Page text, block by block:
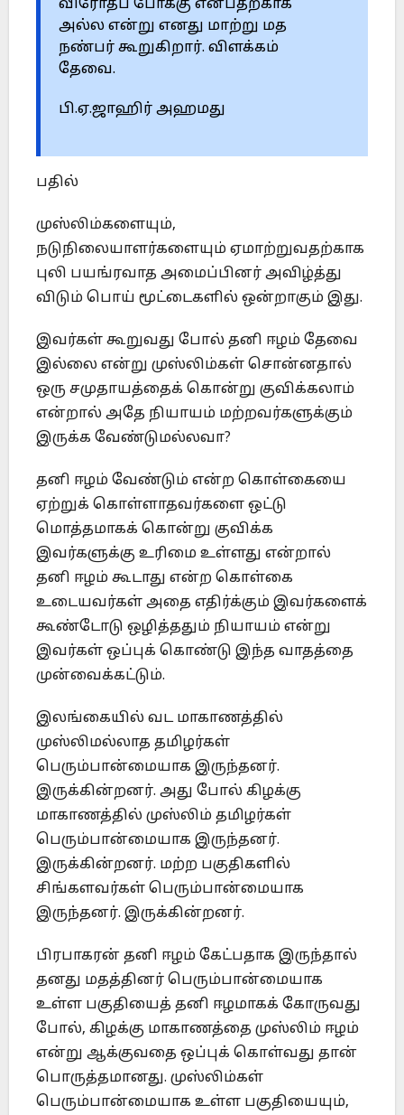
விரோதப் போக்கு என்பதற்காக
அல்ல என்று எனது மாற்று மத
நண்பர் கூறுகிறார். விளக்கம்
தேவை.
பி.ஏ.ஜாஹிர் அஹமது
பதில்
முஸ்லிம்களையும்,
நடுநிலையாளர்களையும் ஏமாற்றுவதற்காக
புலி பயங்ரவாத அமைப்பினர் அவிழ்த்து
விடும் பொய் மூட்டைகளில் ஒன்றாகும் இது.
இவர்கள் கூறுவது போல் தனி ஈழம் தேவை
இல்லை என்று முஸ்லிம்கள் சொன்னதால்
ஒரு சமுதாயத்தைக் கொன்று குவிக்கலாம்
என்றால் அதே நியாயம் மற்றவர்களுக்கும்
இருக்க வேண்டுமல்லவா?
தனி ஈழம் வேண்டும் என்ற கொள்கையை
ஏற்றுக் கொள்ளாதவர்களை ஒட்டு
மொத்தமாகக் கொன்று குவிக்க
இவர்களுக்கு உரிமை உள்ளது என்றால்
தனி ஈழம் கூடாது என்ற கொள்கை
உடையவர்கள் அதை எதிர்க்கும் இவர்களைக்
கூண்டோடு ஒழித்ததும் நியாயம் என்று
இவர்கள் ஒப்புக் கொண்டு இந்த வாதத்தை
முன்வைக்கட்டும்.
இலங்கையில் வட மாகாணத்தில்
முஸ்லிமல்லாத தமிழர்கள்
பெரும்பான்மையாக இருந்தனர்.
இருக்கின்றனர். அது போல் கிழக்கு
மாகாணத்தில் முஸ்லிம் தமிழர்கள்
பெரும்பான்மையாக இருந்தனர்.
இருக்கின்றனர். மற்ற பகுதிகளில்
சிங்களவர்கள் பெரும்பான்மையாக
இருந்தனர். இருக்கின்றனர்.
பிரபாகரன் தனி ஈழம் கேட்பதாக இருந்தால்
தனது மதத்தினர் பெரும்பான்மையாக
உள்ள பகுதியைத் தனி ஈழமாகக் கோருவது
போல், கிழக்கு மாகாணத்தை முஸ்லிம் ஈழம்
என்று ஆக்குவதை ஒப்புக் கொள்வது தான்
பொருத்தமானது. முஸ்லிம்கள்
பெரும்பான்மையாக உள்ள பகுதியையும்,